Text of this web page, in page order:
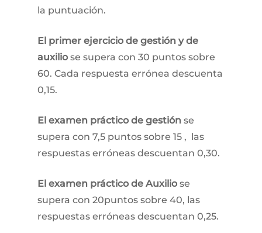
la puntuación.
El primer ejercicio de gestión y de
auxilio se supera con 30 puntos sobre
60. Cada respuesta errónea descuenta
0,15.
El examen práctico de gestión se
supera con 7,5 puntos sobre 15 , las
respuestas erróneas descuentan 0,30.
El examen práctico de Auxilio se
supera con 20puntos sobre 40, las
respuestas erróneas descuentan 0,25.